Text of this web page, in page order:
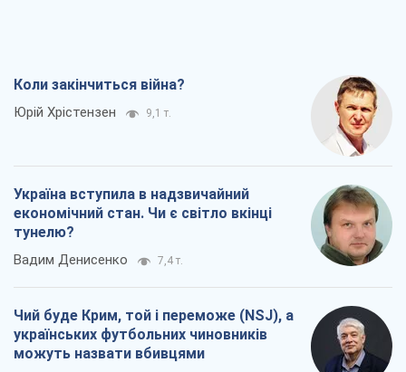
Коли закінчиться війна?
Юрій Хрістензен 9,1 т.
Україна вступила в надзвичайний
економічний стан. Чи є світло вкінці
тунелю?
Вадим Денисенко 7,4 т.
Чий буде Крим, той і переможе (NSJ), а
українських футбольних чиновників
можуть назвати вбивцями